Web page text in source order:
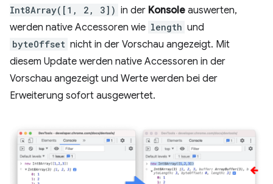
Int8Array([1, 2, 3]) in der Konsole auswerten,
werden native Accessoren wie length und
byteOffset nicht in der Vorschau angezeigt. Mit
diesem Update werden native Accessoren in der
Vorschau angezeigt und Werte werden bei der
Erweiterung sofort ausgewertet.